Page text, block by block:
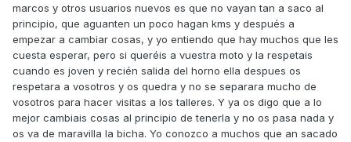
marcos y otros usuarios nuevos es que no vayan tan a saco al
principio, que aguanten un poco hagan kms y después a
empezar a cambiar cosas, y yo entiendo que hay muchos que les
cuesta esperar, pero si queréis a vuestra moto y la respetais
cuando es joven y recién salida del horno ella despues os
respetara a vosotros y os quedra y no se separara mucho de
vosotros para hacer visitas a los talleres. Y ya os digo que a lo
mejor cambiais cosas al principio de tenerla y no os pasa nada y
os va de maravilla la bicha. Yo conozco a muchos que an sacado